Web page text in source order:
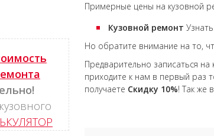
Примерные цены на кузовной
Кузовной ремонт
Но обратите внимание на то,
Предварительно записаться
приходите к нам в первый раз
получаете Скидку 10%! Так же